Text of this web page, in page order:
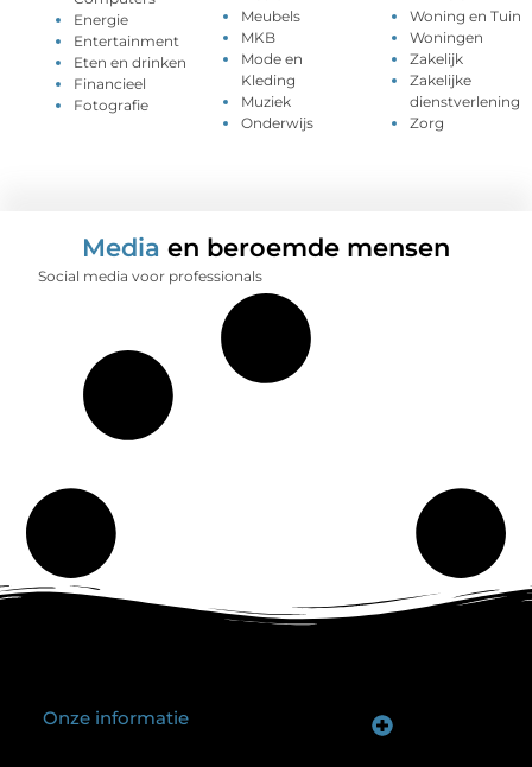
Energie
Entertainment
Eten en drinken
Financieel
Fotografie
Meubels
MKB
Mode en
Kleding
Muziek
Onderwijs
Woning en Tuin
Woningen
Zakelijk
Zakelijke
dienstverlening
Zorg
Media en beroemde mensen
Social media voor professionals
Onze informatie